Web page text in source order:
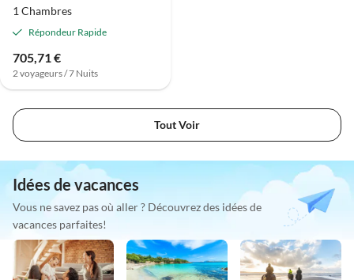
1 Chambres
Répondeur Rapide
705,71 €
2 voyageurs / 7 Nuits
Tout Voir
Idées de vacances
Vous ne savez pas où aller ? Découvrez des idées de
vacances parfaites!